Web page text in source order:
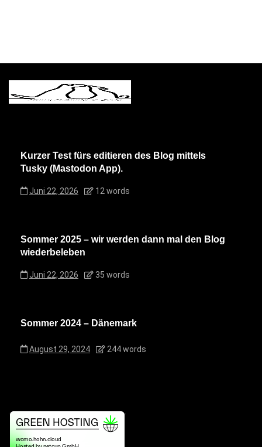
Kurzer Test fürs editieren des Blog mittels
Tusky (Mastodon App).
Juni 22, 2026 12 words
Sommer 2025 – wir werden dann mal den Blog
wiederbeleben
Juni 22, 2026 35 words
Sommer 2024 – Dänemark
August 29, 2024 244 words